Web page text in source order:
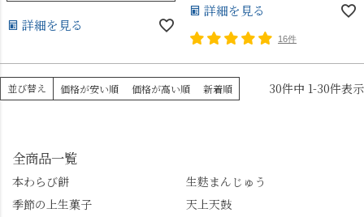
詳細を見る
詳細を見る
16件
並び替え 価格が安い順 価格が高い順 新着順 30件中 1-30件表示
全商品一覧
本わらび餅
生麩まんじゅう
季節の上生菓子
天上天鼓